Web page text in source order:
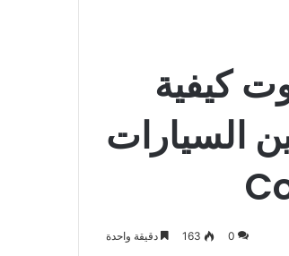
كيفية
السيارات
0
163 دقيقة واحدة